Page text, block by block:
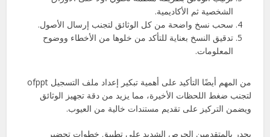
الشخصية ثم الأكاديمية.
سحب نسخ واضحة من كل الوثائق لتجنب إرسال الأصول.
تدقيق النسخ بعناية للتأكد من خلوها من الأخطاء ووضوح
المعلومات.
من المهم أيضًا التأكيد على أهمية تبكير إعداد ملف التسجيل ofppt
لتجنب ضغط اللحظات الأخيرة، مما يزيد من دقة تجهيز الوثائق
ويضمن التركيز على تقديم مستندات خالية من العيوب.
يجدر بالمتقدمين الحرص الشديد على تطبيق خطوات تحضير